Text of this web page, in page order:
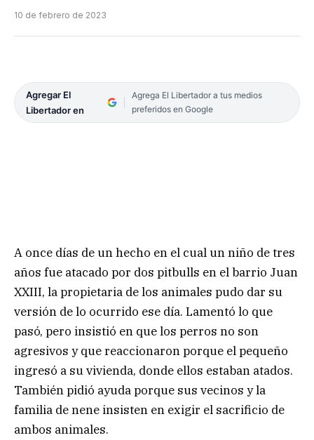
10 de febrero de 2023
Agregar El
Libertador en
Agrega El Libertador a tus medios
preferidos en Google
A once días de un hecho en el cual un niño de tres
años fue atacado por dos pitbulls en el barrio Juan
XXIII, la propietaria de los animales pudo dar su
versión de lo ocurrido ese día. Lamentó lo que
pasó, pero insistió en que los perros no son
agresivos y que reaccionaron porque el pequeño
ingresó a su vivienda, donde ellos estaban atados.
También pidió ayuda porque sus vecinos y la
familia de nene insisten en exigir el sacrificio de
ambos animales.